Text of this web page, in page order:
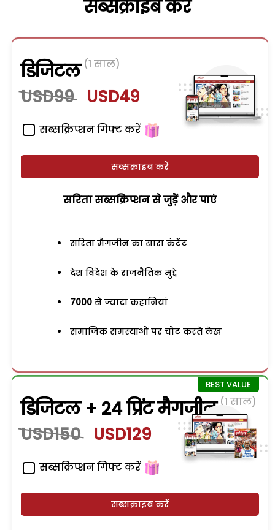
सब्सक्राइब करें
डिजिटल (1 साल)
USD99 USD49
सब्सक्रिप्शन गिफ्ट करें
सब्सक्राइब करें
सरिता सब्सक्रिप्शन से जुड़ेें और पाएं
सरिता मैगजीन का सारा कंटेंट
देश विदेश के राजनैतिक मुद्दे
7000 से ज्यादा कहानियां
समाजिक समस्याओं पर चोट करते लेख
डिजिटल + 24 प्रिंट मैगजीन (1 साल)
USD150 USD129
सब्सक्रिप्शन गिफ्ट करें
सब्सक्राइब करें